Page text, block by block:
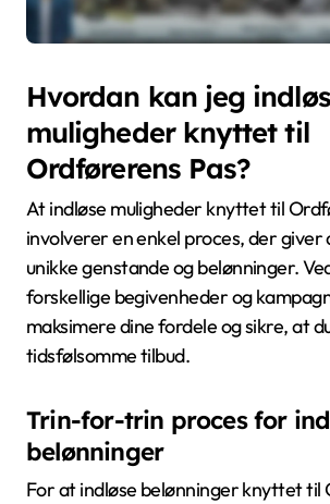
Hvordan kan jeg
muligheder knyttet til
Ordførerens Pas?
At indløse muligheder knyttet til
involverer en enkel proces, der giver
unikke genstande og belønninger.
forskellige begivenheder og
maksimere dine fordele og sikre, at
tidsfølsomme tilbud.
Trin-for-trin proces for
belønninger
For at indløse belønninger knyttet til